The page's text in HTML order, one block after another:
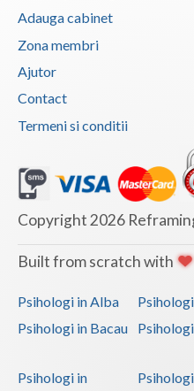
Adauga cabinet
Zona membri
Ajutor
Contact
Termeni si conditii
Copyright 2026
Built from scratch with
Psihologi in Alba
Psihologi in Bacau
Psihologi in